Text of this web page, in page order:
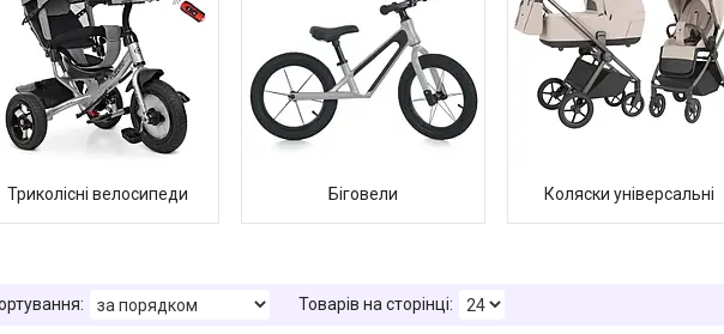
Триколісні велосипеди Біговели Коляски універсальні